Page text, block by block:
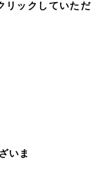
リックしていただ
いま